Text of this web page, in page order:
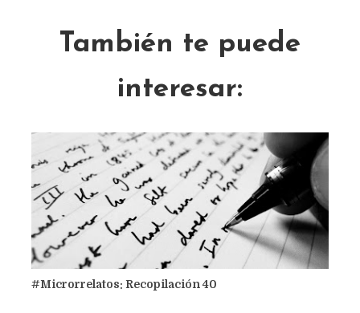
También te puede
interesar:
#Microrrelatos: Recopilación 40